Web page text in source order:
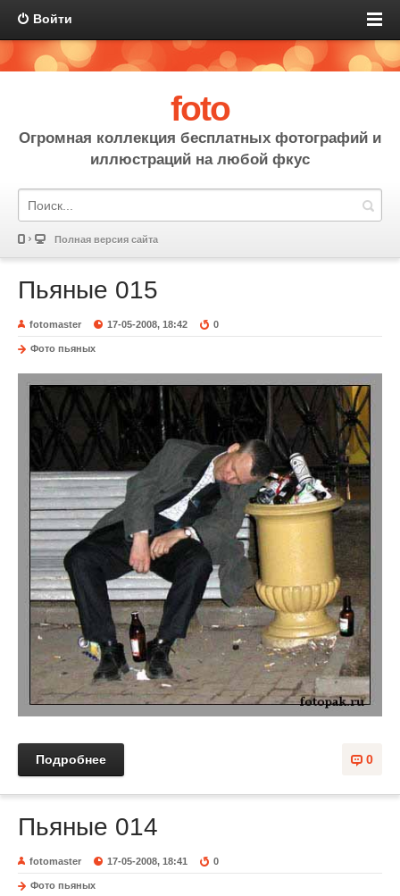
Войти
foto
Огромная коллекция бесплатных фотографий и
иллюстраций на любой фкус
Полная версия сайта
Пьяные 015
fotomaster 17-05-2008, 18:42 0
Фото пьяных
0
Подробнее
Пьяные 014
fotomaster 17-05-2008, 18:41 0
Фото пьяных